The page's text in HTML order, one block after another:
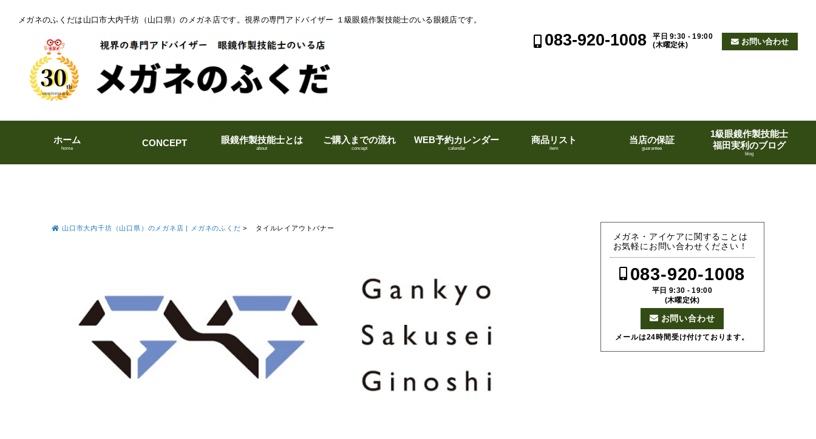
メガネのふくだは山口市大内千坊（山口県）のメガネ店です。視界の専門アドバイザー １級眼鏡作製技能士のいる眼鏡店です。
083-920-1008
平日 9:30 - 19:00
(木曜定休)
お問い合わせ
ホーム
home
CONCEPT 眼鏡作製技能士とは
about
ご購入までの流れ
concept
WEB予約カレンダー
calendar
商品リスト
item
当店の保証
guarantee
1級眼鏡作製技能士
福田実利のブログ
blog
山口市大内千坊（山口県）のメガネ店 | メガネのふくだ > タイルレイアウトバナー
メガネ・アイケアに関することは
お気軽にお問い合わせください！
083-920-1008
平日 9:30 - 19:00
(木曜定休)
お問い合わせ
メールは24時間受け付けております。